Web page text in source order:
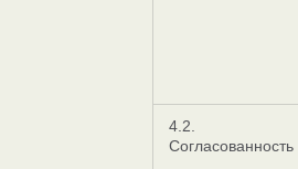
4.2.
Согласованность